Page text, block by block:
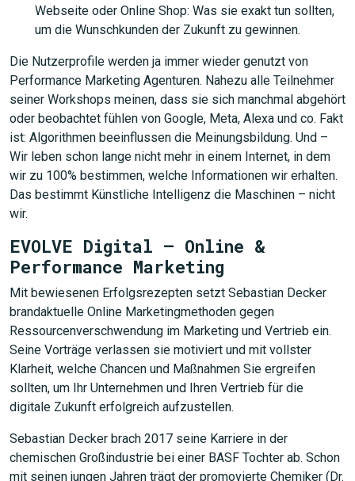
Webseite oder Online Shop: Was sie exakt tun sollten,
um die Wunschkunden der Zukunft zu gewinnen.
Die Nutzerprofile werden ja immer wieder genutzt von
Performance Marketing Agenturen. Nahezu alle Teilnehmer
seiner Workshops meinen, dass sie sich manchmal abgehört
oder beobachtet fühlen von Google, Meta, Alexa und co. Fakt
ist: Algorithmen beeinflussen die Meinungsbildung. Und –
Wir leben schon lange nicht mehr in einem Internet, in dem
wir zu 100% bestimmen, welche Informationen wir erhalten.
Das bestimmt Künstliche Intelligenz die Maschinen – nicht
wir.
EVOLVE Digital – Online &
Performance Marketing
Mit bewiesenen Erfolgsrezepten setzt Sebastian Decker
brandaktuelle Online Marketingmethoden gegen
Ressourcenverschwendung im Marketing und Vertrieb ein.
Seine Vorträge verlassen sie motiviert und mit vollster
Klarheit, welche Chancen und Maßnahmen Sie ergreifen
sollten, um Ihr Unternehmen und Ihren Vertrieb für die
digitale Zukunft erfolgreich aufzustellen.
Sebastian Decker brach 2017 seine Karriere in der
chemischen Großindustrie bei einer BASF Tochter ab. Schon
mit seinen jungen Jahren trägt der promovierte Chemiker (Dr.